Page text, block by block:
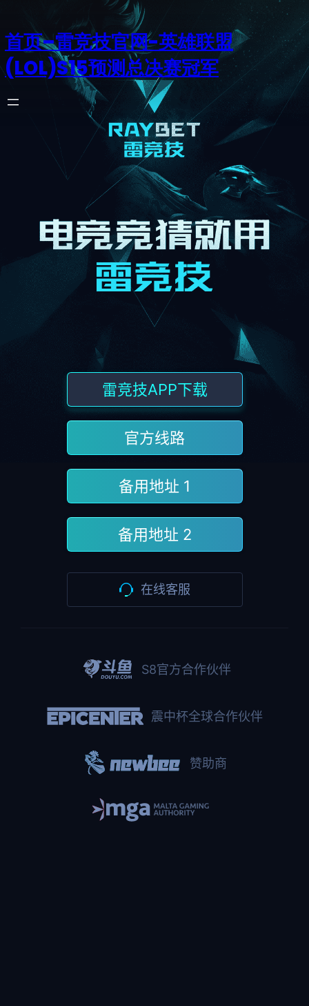
首页–雷竞技官网-英雄联盟
(LOL)S15预测总决赛冠军